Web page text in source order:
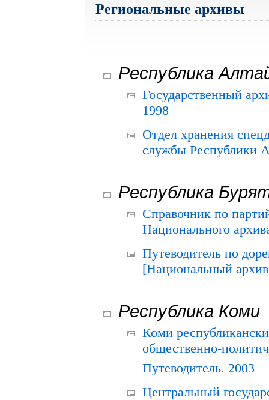
Региональные архивы
Республика
Государственный
1998
Отдел хранения
службы Республики
Республика
Справочник по
Национального
Путеводитель по
[Национальный
Республика Коми
Коми
общественно-
Путеводитель. 2003
Центральный